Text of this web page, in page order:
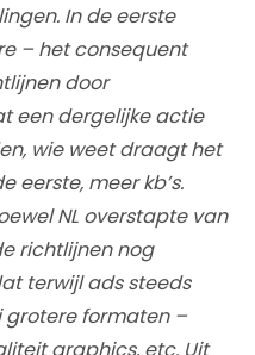
In de eerste
– het consequent
door
een dergelijke actie
wie weet draagt het
eerste, meer kb’s.
NL overstapte van
richtlijnen nog
terwijl ads steeds
grotere formaten –
graphics, etc. Uit